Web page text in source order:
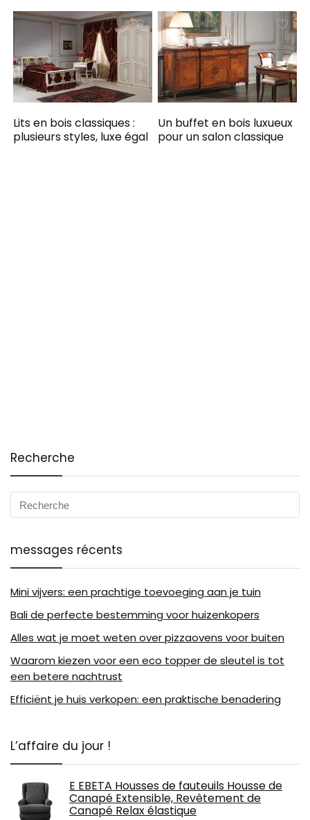
Lits en bois classiques :
plusieurs styles, luxe égal
Un buffet en bois luxueux
pour un salon classique
Recherche
messages récents
Mini vijvers: een prachtige toevoeging aan je tuin
Bali de perfecte bestemming voor huizenkopers
Alles wat je moet weten over pizzaovens voor buiten
Waarom kiezen voor een eco topper de sleutel is tot
een betere nachtrust
Efficiënt je huis verkopen: een praktische benadering
L’affaire du jour !
E EBETA Housses de fauteuils Housse de
Canapé Extensible, Revêtement de
Canapé Relax élastique